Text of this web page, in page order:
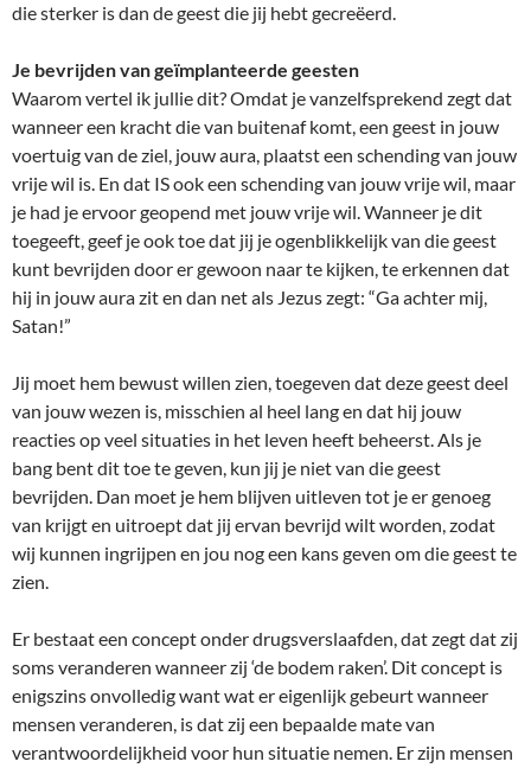
die sterker is dan de geest die jij hebt gecreëerd.
Je bevrijden van geïmplanteerde geesten
Waarom vertel ik jullie dit? Omdat je vanzelfsprekend zegt dat
wanneer een kracht die van buitenaf komt, een geest in jouw
voertuig van de ziel, jouw aura, plaatst een schending van jouw
vrije wil is. En dat IS ook een schending van jouw vrije wil, maar
je had je ervoor geopend met jouw vrije wil. Wanneer je dit
toegeeft, geef je ook toe dat jij je ogenblikkelijk van die geest
kunt bevrijden door er gewoon naar te kijken, te erkennen dat
hij in jouw aura zit en dan net als Jezus zegt: “Ga achter mij,
Satan!”
Jij moet hem bewust willen zien, toegeven dat deze geest deel
van jouw wezen is, misschien al heel lang en dat hij jouw
reacties op veel situaties in het leven heeft beheerst. Als je
bang bent dit toe te geven, kun jij je niet van die geest
bevrijden. Dan moet je hem blijven uitleven tot je er genoeg
van krijgt en uitroept dat jij ervan bevrijd wilt worden, zodat
wij kunnen ingrijpen en jou nog een kans geven om die geest te
zien.
Er bestaat een concept onder drugsverslaafden, dat zegt dat zij
soms veranderen wanneer zij ‘de bodem raken’. Dit concept is
enigszins onvolledig want wat er eigenlijk gebeurt wanneer
mensen veranderen, is dat zij een bepaalde mate van
verantwoordelijkheid voor hun situatie nemen. Er zijn mensen